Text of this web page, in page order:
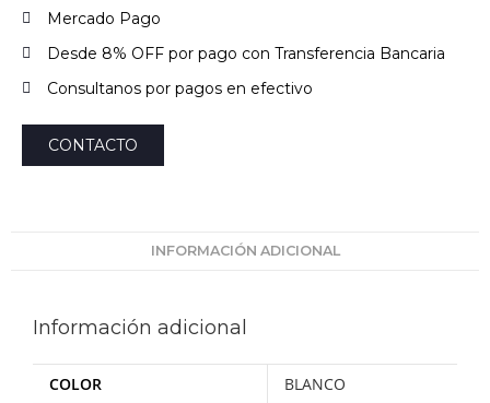
Mercado Pago
Desde 8% OFF por pago con Transferencia Bancaria
Consultanos por pagos en efectivo
CONTACTO
INFORMACIÓN ADICIONAL
Información adicional
COLOR
BLANCO